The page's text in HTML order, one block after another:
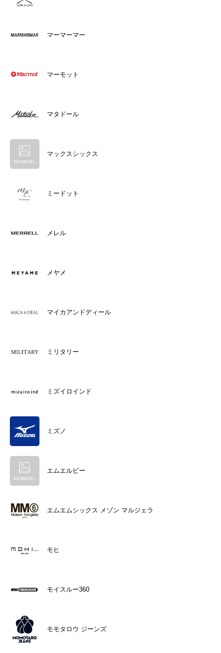
マーマーマー
マーモット
マタドール
マックスシックス
ミードット
メレル
メヤメ
マイカアンドディール
ミリタリー
ミズイロインド
ミズノ
エムエルビー
エムエムシックス メゾン マルジェラ
モヒ
モイスルー360
モモタロウ ジーンズ